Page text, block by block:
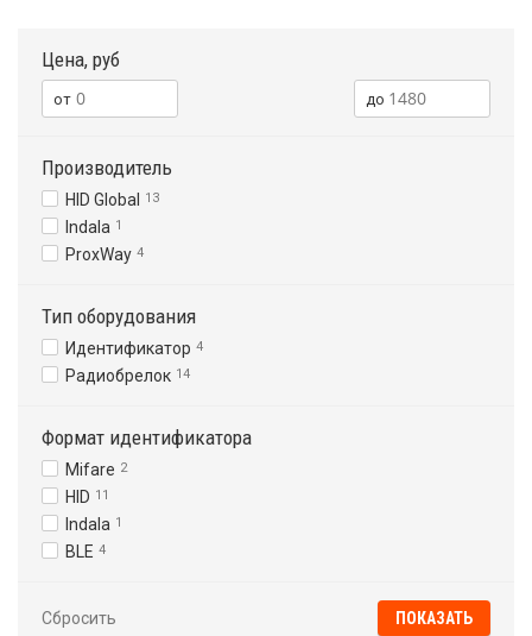
Цена, руб
Производитель
HID Global 13
Indala 1
ProxWay 4
Тип оборудования
Идентификатор 4
Радиобрелок 14
Формат идентификатора
Mifare 2
HID 11
Indala 1
BLE 4
Сбросить